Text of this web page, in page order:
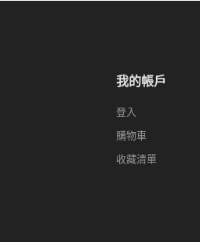
我的帳戶
登入
購物車
收藏清單